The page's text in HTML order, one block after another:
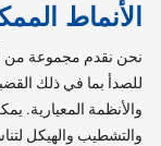
الأنماط
نحن نقدم مجموعة من
للصدأ بما في ذلك
والأنظمة المعيارية.
والتشطيب والهيكل